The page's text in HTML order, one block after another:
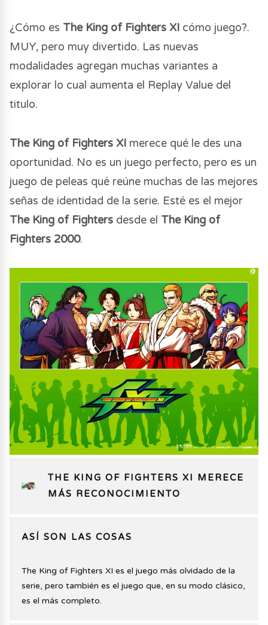
¿Cómo es The King of Fighters XI cómo juego?.
MUY, pero muy divertido. Las nuevas
modalidades agregan muchas variantes a
explorar lo cual aumenta el Replay Value del
titulo.
The King of Fighters XI merece qué le des una
oportunidad. No es un juego perfecto, pero es un
juego de peleas qué reúne muchas de las mejores
señas de identidad de la serie. Esté es el mejor
The King of Fighters desde el The King of
Fighters 2000.
THE KING OF FIGHTERS XI MERECE
MÁS RECONOCIMIENTO
ASÍ SON LAS COSAS
The King of Fighters XI es el juego más olvidado de la
serie, pero también es el juego que, en su modo clásico,
es el más completo.